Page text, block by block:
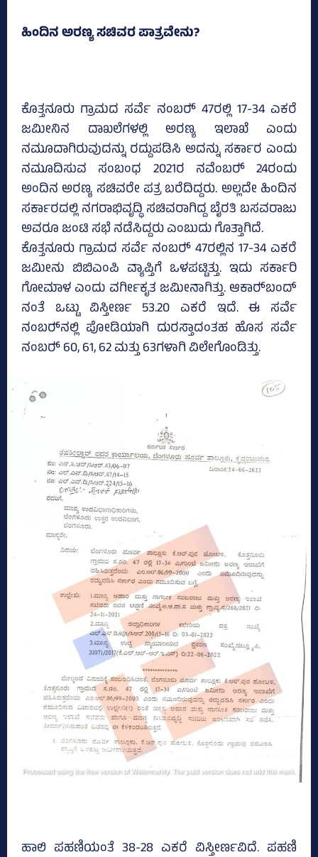
ಹಿಂದಿನ ಅರಣ್ಯ ಸಚಿವರ ಪಾತ್ರವೇನು?
ಕೊತ್ತನೂರು ಗ್ರಾಮದ ಸರ್ವೆ ನಂಬರ್‍‌ 47ರಲ್ಲಿ 17-34 ಎಕರೆ
ಜಮೀನಿನ ದಾಖಲೆಗಳಲ್ಲಿ ಅರಣ್ಯ ಇಲಾಖೆ ಎಂದು
ನಮೂದಾಗಿರುವುದನ್ನು ರದ್ದುಪಡಿಸಿ ಅದನ್ನು ಸರ್ಕಾರ ಎಂದು
ನಮೂದಿಸುವ ಸಂಬಂಧ 2021ರ ನವೆಂಬರ್‍‌ 24ರಂದು
ಅಂದಿನ ಅರಣ್ಯ ಸಚಿವರೇ ಪತ್ರ ಬರೆದಿದ್ದರು. ಅಲ್ಲದೇ ಹಿಂದಿನ
ಸರ್ಕಾರದಲ್ಲಿ ನಗರಾಭಿವೃದ್ಧಿ ಸಚಿವರಾಗಿದ್ದ ಬೈರತಿ ಬಸವರಾಜು
ಅವರೂ ಜಂಟಿ ಸಭೆ ನಡೆಸಿದ್ದರು ಎಂಬುದು ಗೊತ್ತಾಗಿದೆ.
ಕೊತ್ತನೂರು ಗ್ರಾಮದ ಸರ್ವೆ ನಂಬರ್‍‌ 47ರಲ್ಲಿನ 17-34 ಎಕರೆ
ಜಮೀನು ಬಿಬಿಎಂಪಿ ವ್ಯಾಪ್ತಿಗೆ ಒಳಪಟ್ಟಿತ್ತು. ಇದು ಸರ್ಕಾರಿ
ಗೋಮಾಳ ಎಂದು ವರ್ಗೀಕೃತ ಜಮೀನಾಗಿತ್ತು. ಆಕಾರ್‍‌ಬಂದ್‌
ನಂತೆ ಒಟ್ಟು ವಿಸ್ತೀರ್ಣ 53.20 ಎಕರೆ ಇದೆ. ಈ ಸರ್ವೆ
ನಂಬರ್‍‌ನಲ್ಲಿ ಪೋಡಿಯಾಗಿ ದುರಸ್ತಾದಂತಹ ಹೊಸ ಸರ್ವೆ
ನಂಬರ್‍‌ 60, 61, 62 ಮತ್ತು 63ಗಳಾಗಿ ವಿಲೇಗೊಂಡಿತ್ತು.
ಹಾಲಿ ಪಹಣಿಯಂತೆ 38-28 ಎಕರೆ ವಿಸ್ತೀರ್ಣವಿದೆ. ಪಹಣಿ